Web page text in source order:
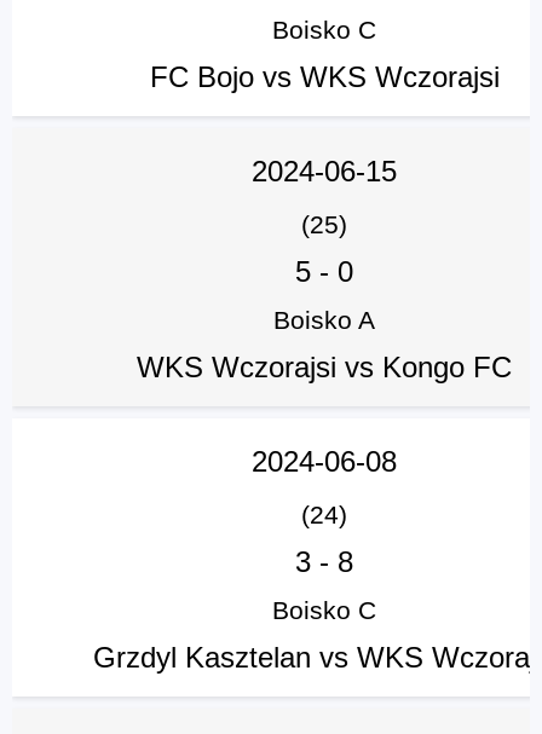
Boisko C
FC Bojo vs WKS Wczorajsi
2024-06-15
(25)
5 - 0
Boisko A
WKS Wczorajsi vs Kongo FC
2024-06-08
(24)
3 - 8
Boisko C
Grzdyl Kasztelan vs WKS